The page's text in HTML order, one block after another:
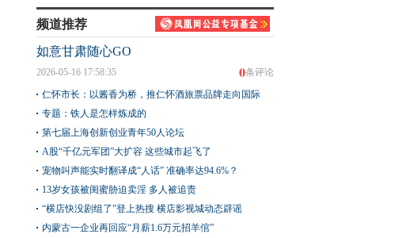
王云飞：日本在“7.31”成
立情报机构，就是故意在
刺痛中国人和亚洲人
美伊战火烧到苏伊士运河
门口，美国天然气船中
频道推荐
如意甘肃随心GO
0条评论
2026-05-16 17:58:35
仁怀市长：以酱香为桥，推仁怀酒旅票品牌走向国际
专题：铁人是怎样炼成的
第七届上海创新创业青年50人论坛
A股“千亿元军团”大扩容 这些城市起飞了
宠物叫声能实时翻译成“人话” 准确率达94.6%？
13岁女孩被闺蜜胁迫卖淫 多人被追责
“横店快没剧组了”登上热搜 横店影视城动态辟谣
内蒙古一企业再回应“月薪1.6万元招羊倌”